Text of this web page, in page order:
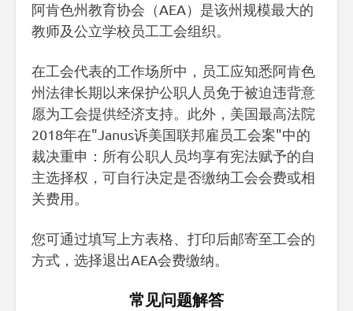
阿肯色州教育协会（AEA）是该州规模最大的
教师及公立学校员工工会组织。
在工会代表的工作场所中，员工应知悉阿肯色
州法律长期以来保护公职人员免于被迫违背意
愿为工会提供经济支持。此外，美国最高法院
2018年在"Janus诉美国联邦雇员工会案"中的
裁决重申：所有公职人员均享有宪法赋予的自
主选择权，可自行决定是否缴纳工会会费或相
关费用。
您可通过填写上方表格、打印后邮寄至工会的
方式，选择退出AEA会费缴纳。
常见问题解答